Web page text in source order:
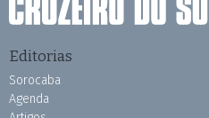
Editorias
Sorocaba
Agenda